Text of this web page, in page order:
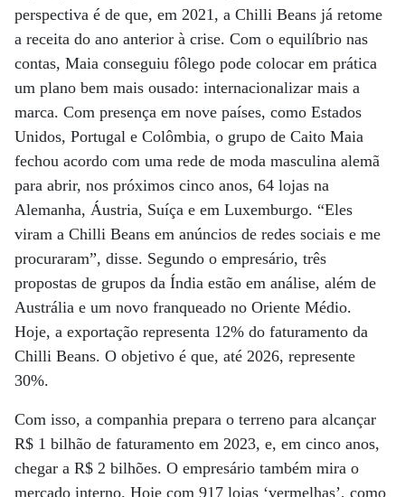
perspectiva é de que, em 2021, a Chilli Beans já retome
a receita do ano anterior à crise. Com o equilíbrio nas
contas, Maia conseguiu fôlego pode colocar em prática
um plano bem mais ousado: internacionalizar mais a
marca. Com presença em nove países, como Estados
Unidos, Portugal e Colômbia, o grupo de Caito Maia
fechou acordo com uma rede de moda masculina alemã
para abrir, nos próximos cinco anos, 64 lojas na
Alemanha, Áustria, Suíça e em Luxemburgo. “Eles
viram a Chilli Beans em anúncios de redes sociais e me
procuraram”, disse. Segundo o empresário, três
propostas de grupos da Índia estão em análise, além de
Austrália e um novo franqueado no Oriente Médio.
Hoje, a exportação representa 12% do faturamento da
Chilli Beans. O objetivo é que, até 2026, represente
30%.
Com isso, a companhia prepara o terreno para alcançar
R$ 1 bilhão de faturamento em 2023, e, em cinco anos,
chegar a R$ 2 bilhões. O empresário também mira o
mercado interno. Hoje com 917 lojas ‘vermelhas’, como